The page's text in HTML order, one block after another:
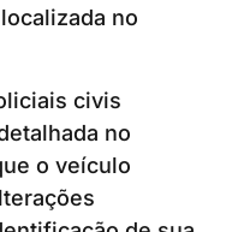
no
civis
no
o veículo